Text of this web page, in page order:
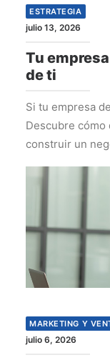
ESTRATEGIA
julio 13, 2026
Tu
de ti
Si tu empresa
Descubre
construir un
MARKETING Y
julio 6, 2026